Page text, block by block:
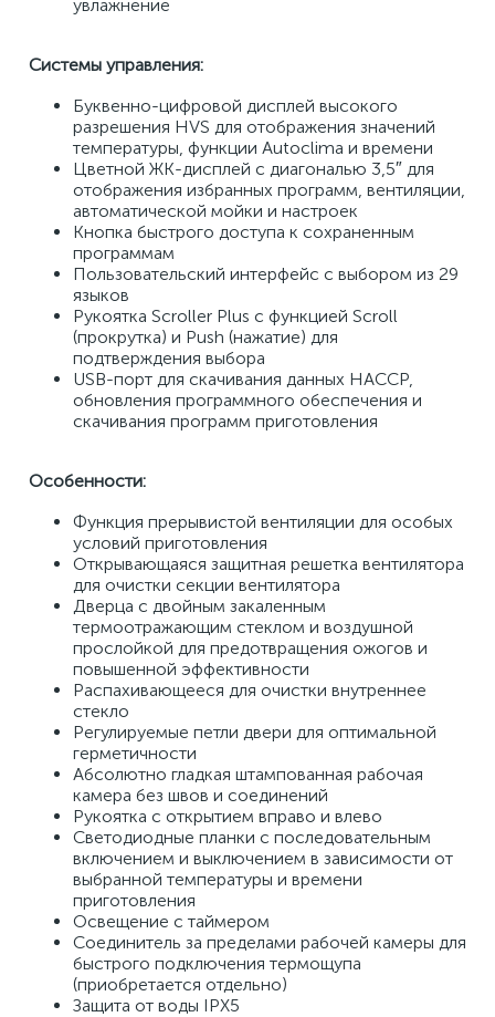
увлажнение
Системы управления:
Буквенно-цифровой дисплей высокого
разрешения HVS для отображения значений
температуры, функции Autoclima и времени
Цветной ЖК-дисплей с диагональю 3,5″ для
отображения избранных программ, вентиляции,
автоматической мойки и настроек
Кнопка быстрого доступа к сохраненным
программам
Пользовательский интерфейс с выбором из 29
языков
Рукоятка Scroller Plus с функцией Scroll
(прокрутка) и Push (нажатие) для
подтверждения выбора
USB-порт для скачивания данных HACCP,
обновления программного обеспечения и
скачивания программ приготовления
Особенности:
Функция прерывистой вентиляции для особых
условий приготовления
Открывающаяся защитная решетка вентилятора
для очистки секции вентилятора
Дверца с двойным закаленным
термоотражающим стеклом и воздушной
прослойкой для предотвращения ожогов и
повышенной эффективности
Распахивающееся для очистки внутреннее
стекло
Регулируемые петли двери для оптимальной
герметичности
Абсолютно гладкая штампованная рабочая
камера без швов и соединений
Рукоятка с открытием вправо и влево
Светодиодные планки с последовательным
включением и выключением в зависимости от
выбранной температуры и времени
приготовления
Освещение с таймером
Соединитель за пределами рабочей камеры для
быстрого подключения термощупа
(приобретается отдельно)
Защита от воды IPX5